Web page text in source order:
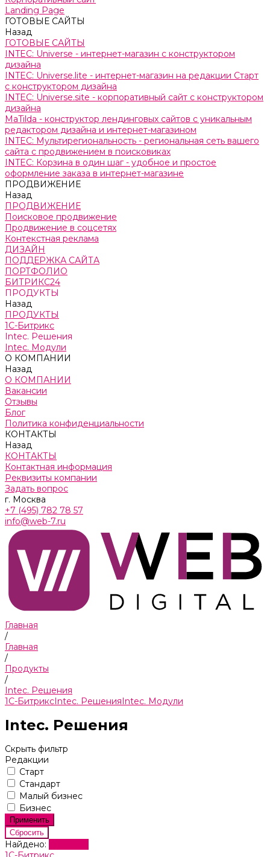
Landing Page
ГОТОВЫЕ САЙТЫ
Назад
ГОТОВЫЕ САЙТЫ
INTEC: Universe - интернет-магазин с конструктором
дизайна
INTEC: Universe.lite - интернет-магазин на редакции Старт
с конструктором дизайна
INTEC: Universe.site - корпоративный сайт с конструктором
дизайна
MaTilda - конструктор лендинговых сайтов с уникальным
редактором дизайна и интернет-магазином
INTEC: Мультирегиональность - региональная сеть вашего
сайта с продвижением в поисковиках
INTEC: Корзина в один шаг - удобное и простое
оформление заказа в интернет-магазине
ПРОДВИЖЕНИЕ
Назад
ПРОДВИЖЕНИЕ
Поисковое продвижение
Продвижение в соцсетях
Контекстная реклама
ДИЗАЙН
ПОДДЕРЖКА САЙТА
ПОРТФОЛИО
БИТРИКС24
ПРОДУКТЫ
Назад
ПРОДУКТЫ
1С-Битрикс
Intec. Решения
Intec. Модули
О КОМПАНИИ
Назад
О КОМПАНИИ
Вакансии
Отзывы
Блог
Политика конфиденциальности
КОНТАКТЫ
Назад
КОНТАКТЫ
Контактная информация
Реквизиты компании
Задать вопрос
г. Москва
+7 (495) 782 78 57
info@web-7.ru
Главная
/
Главная
/
Продукты
/
Intec. Решения
1С-БитриксIntec. РешенияIntec. Модули
Intec. Решения
Скрыть фильтр
Редакции
Старт
Стандарт
Малый бизнес
Бизнес
Найдено: